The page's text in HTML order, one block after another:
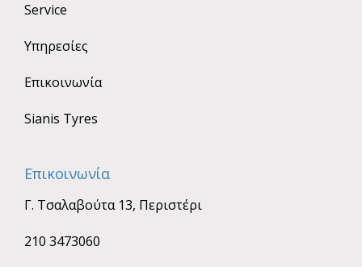
Service
Υπηρεσίες
Επικοινωνία
Sianis Tyres
Επικοινωνία
Γ. Τσαλαβούτα 13, Περιστέρι
210 3473060